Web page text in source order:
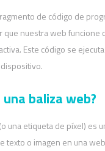
de código de
que nuestra web funcione
Este código se
una baliza web?
una etiqueta de píxel) es
texto o imagen en una